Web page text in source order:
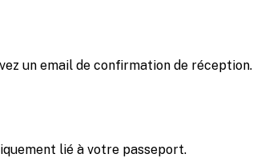
un email de confirmation de réception.
lié à votre passeport.